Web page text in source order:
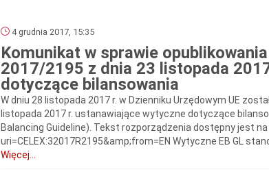
4 grudnia 2017, 15:35
Komunikat w sprawie
2017/2195 z dnia 23 listopada
dotyczące bilansowania
W dniu 28 listopada 2017 r. w Dzienniku Urzędowym UE
listopada 2017 r. ustanawiające wytyczne dotyczące
Balancing Guideline). Tekst rozporządzenia dostępny jest
uri=CELEX:32017R2195&amp;from=EN Wytyczne EB GL
Więcej...